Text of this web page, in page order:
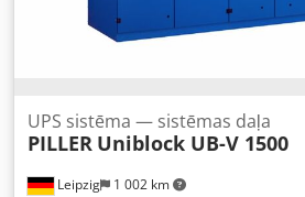
Leipzig 1 002 km
UPS sistēma — sistēmas daļa
PILLER Uniblock UB-V 1500